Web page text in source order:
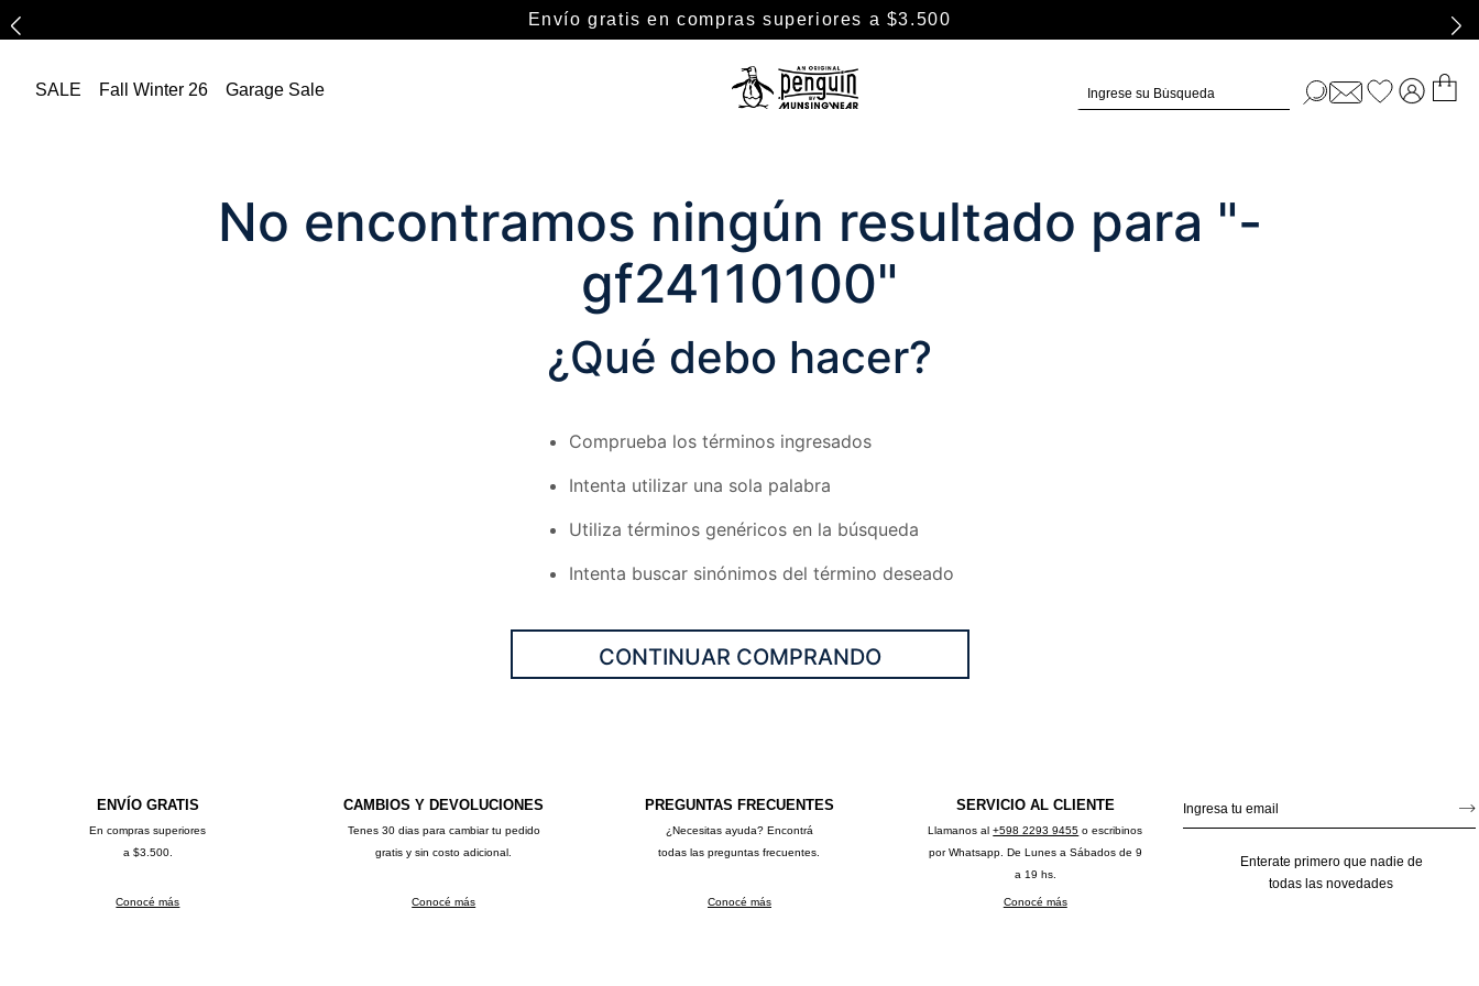
Envío gratis en compras superiores a $3.500
SALE Fall Winter 26 Garage Sale
No encontramos ningún resultado para "-
gf24110100"
¿Qué debo hacer?
Comprueba los términos ingresados
Intenta utilizar una sola palabra
Utiliza términos genéricos en la búsqueda
Intenta buscar sinónimos del término deseado
CONTINUAR COMPRANDO
ENVÍO GRATIS
En compras superiores
a $3.500.
Conocé más
CAMBIOS Y DEVOLUCIONES
Tenes 30 dias para cambiar tu pedido
gratis y sin costo adicional.
Conocé más
PREGUNTAS FRECUENTES
¿Necesitas ayuda? Encontrá
todas las preguntas frecuentes.
Conocé más
SERVICIO AL CLIENTE
Llamanos al+598 2293 9455 o escribinos
por Whatsapp. De Lunes a Sábados de 9
a 19 hs.
Conocé más
Enterate primero que nadie de
todas las novedades
2. camisas
3. chaleco puffer
remeras
6 . chaleco
8. remera
9. campera